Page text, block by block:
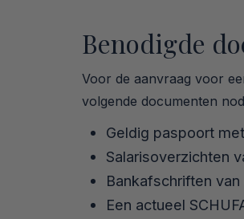
Benodigde
Voor de aanvraag voor
volgende documenten
Geldig paspoort
Salarisoverzichten
Bankafschriften
Een actueel